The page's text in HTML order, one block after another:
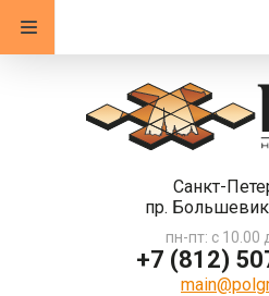
Санкт-
пр.
пн-пт: с 10.00
+7 (812)